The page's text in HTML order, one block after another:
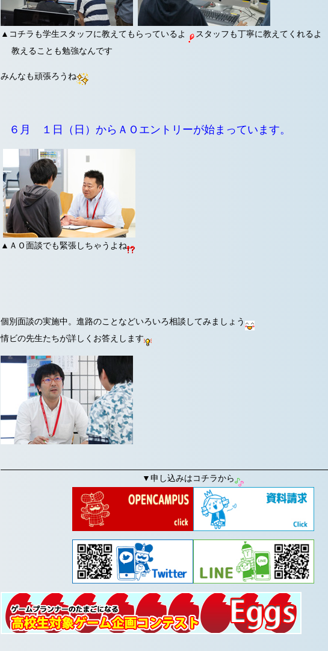
▲コチラも学生スタッフに教えてもらっているよ
スタッフも丁寧に教えてくれるよ
教えることも勉強なんです
みんなも頑張ろうね
６月 １日（日）からＡＯエントリーが始まっています。
▲ＡＯ面談でも緊張しちゃうよね
個別面談の実施中。進路のことなどいろいろ相談してみましょう
情ビの先生たちが詳しくお答えします
▼申し込みはコチラから